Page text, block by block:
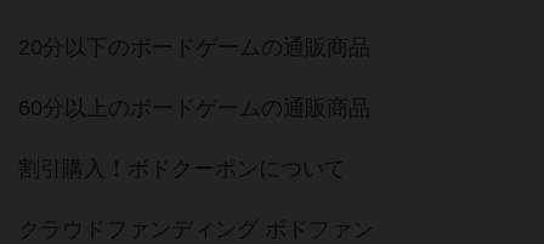
20分以下のボードゲームの通販商品
60分以上のボードゲームの通販商品
割引購入！ボドクーポンについて
クラウドファンディング ボドファン